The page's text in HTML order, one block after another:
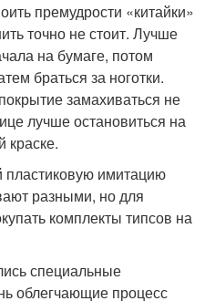
премудрости «китайки»
точно не стоит. Лучше
на бумаге, потом
браться за ноготки.
замахиваться не
лучше остановиться на
краске.
имитацию
разными, но для
комплекты типсов на
специальные
облегчающие процесс